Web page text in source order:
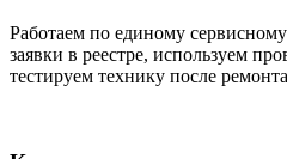
Работаем по единому
заявки в реестре, используем
тестируем технику после